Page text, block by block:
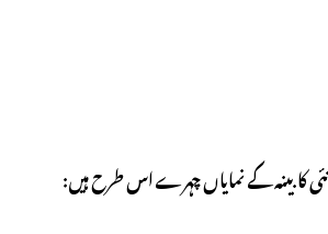
نئی کابینہ کے نمایاں چہرے اس طرح ہیں: